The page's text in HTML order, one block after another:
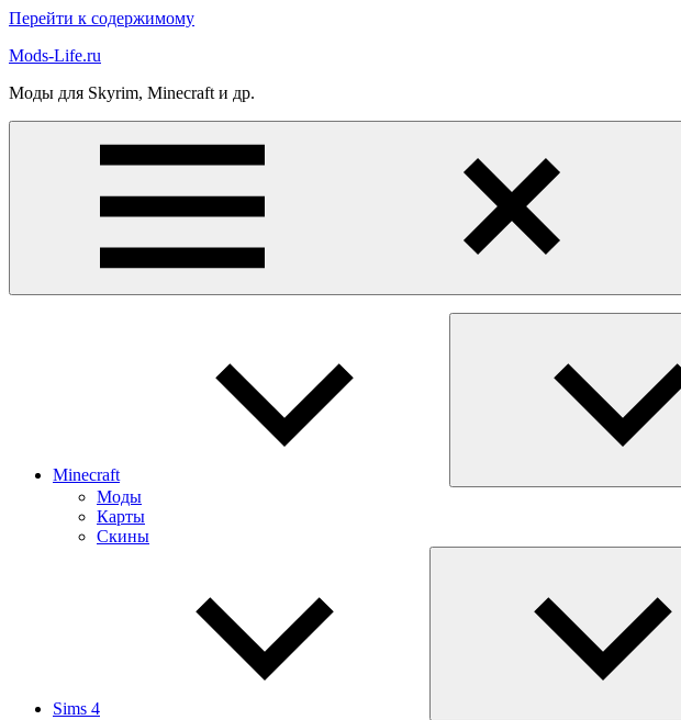
Перейти к содержимому
Mods-Life.ru
Моды для Skyrim, Minecraft и др.
Minecraft
Моды
Карты
Скины
Sims 4